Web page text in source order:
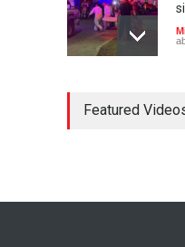
Featured